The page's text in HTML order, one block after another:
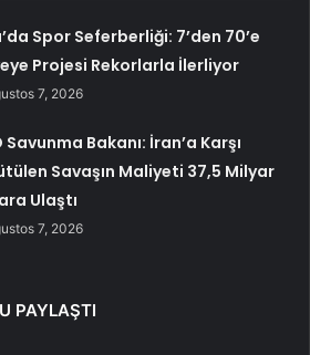
Spor Seferberliği: 7’den 70’e
Projesi Rekorlarla İlerliyor
7, 2026
Savunma Bakanı: İran’a Karşı
Savaşın Maliyeti 37,5 Milyar
Ulaştı
7, 2026
PAYLAŞTI